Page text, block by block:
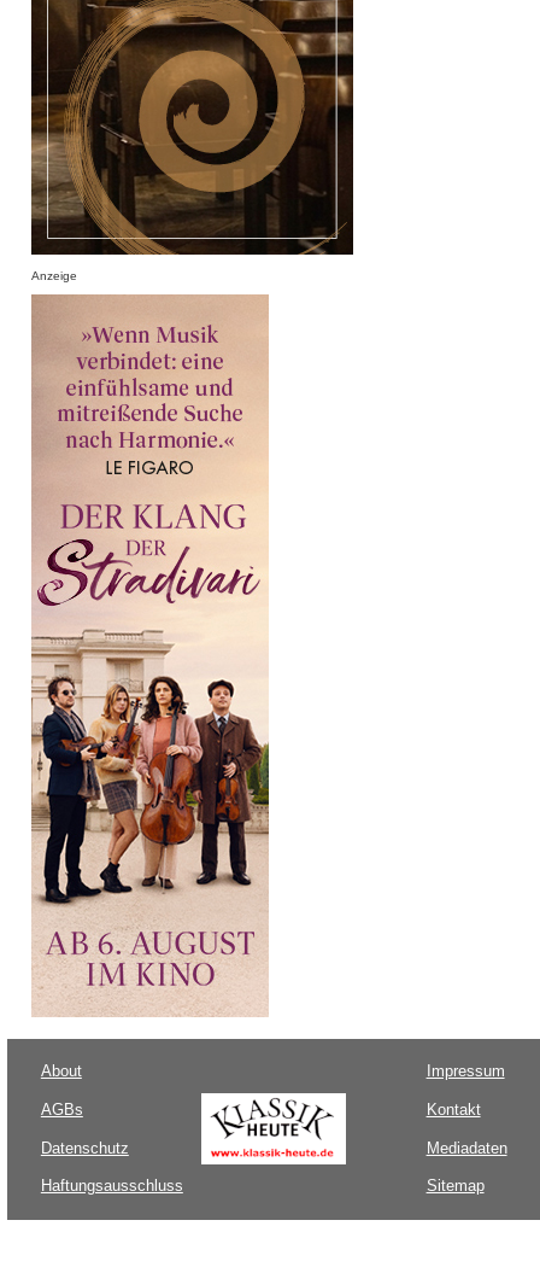
Anzeige
About
AGBs
Datenschutz
Haftungsausschluss
Impressum
Kontakt
Mediadaten
Sitemap